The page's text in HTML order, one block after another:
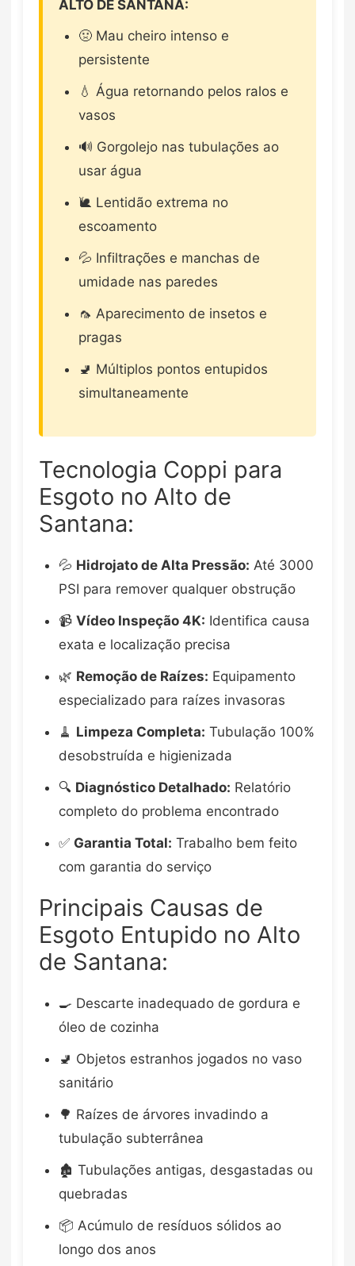
ALTO DE SANTANA:
🤢 Mau cheiro intenso e
persistente
💧 Água retornando pelos ralos e
vasos
🔊 Gorgolejo nas tubulações ao
usar água
🐌 Lentidão extrema no
escoamento
💦 Infiltrações e manchas de
umidade nas paredes
🦟 Aparecimento de insetos e
pragas
🚽 Múltiplos pontos entupidos
simultaneamente
Tecnologia Coppi para
Esgoto no Alto de
Santana:
💦 Hidrojato de Alta Pressão: Até 3000
PSI para remover qualquer obstrução
📹 Vídeo Inspeção 4K: Identifica causa
exata e localização precisa
🌿 Remoção de Raízes: Equipamento
especializado para raízes invasoras
🧹 Limpeza Completa: Tubulação 100%
desobstruída e higienizada
🔍 Diagnóstico Detalhado: Relatório
completo do problema encontrado
✅ Garantia Total: Trabalho bem feito
com garantia do serviço
Principais Causas de
Esgoto Entupido no Alto
de Santana:
🍳 Descarte inadequado de gordura e
óleo de cozinha
🚽 Objetos estranhos jogados no vaso
sanitário
🌳 Raízes de árvores invadindo a
tubulação subterrânea
🏚️ Tubulações antigas, desgastadas ou
quebradas
📦 Acúmulo de resíduos sólidos ao
longo dos anos